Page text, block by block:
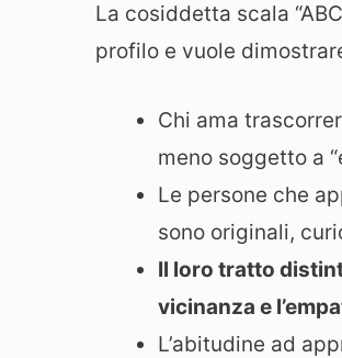
La cosiddetta scala
profilo e vuole
Chi ama
meno soggetto a
Le persone che
sono originali,
Il loro tratto
vicinanza e
L’abitudine ad